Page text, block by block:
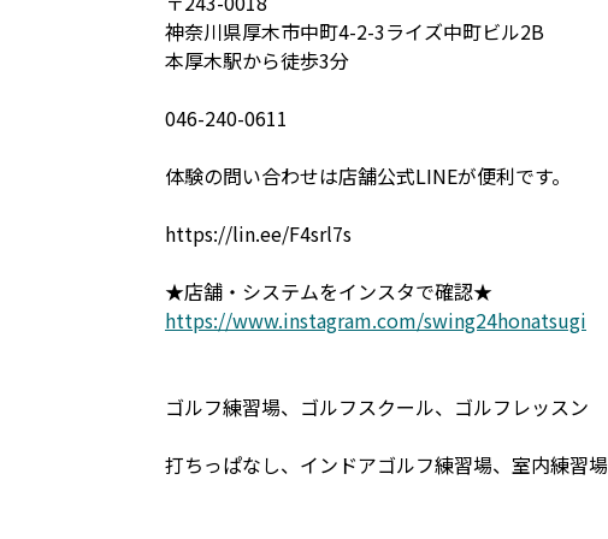
神奈川県厚木市中町4-2-3ライズ中町ビル2B
本厚木駅から徒歩3分
046-240-0611
体験の問い合わせは店舗公式LINEが便利です。
https://lin.ee/F4srl7s
★店舗・システムをインスタで確認★
https://www.instagram.com/swing24honatsugi
ゴルフ練習場、ゴルフスクール、ゴルフレッスン
打ちっぱなし、インドアゴルフ練習場、室内練習場